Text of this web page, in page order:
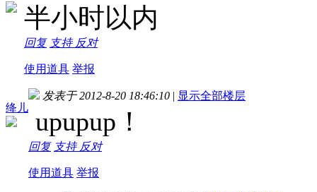
半小时以内
回复 支持 反对
使用道具 举报
绛儿
发表于 2012-8-20 18:46:10 | 显示全部楼层
upupup！
回复 支持 反对
使用道具 举报